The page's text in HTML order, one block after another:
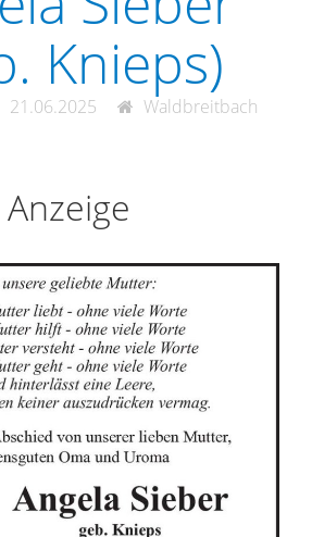
Knieps)
21.06.2025 Waldbreitbach
Anzeige